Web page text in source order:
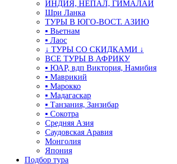
ИНДИЯ, НЕПАЛ, ГИМАЛАИ
Шри Ланка
ТУРЫ В ЮГО-ВОСТ. АЗИЮ
▪ Вьетнам
▪ Лаос
↓ ТУРЫ СО СКИДКАМИ ↓
ВСЕ ТУРЫ В АФРИКУ
▪ ЮАР, вдп Виктория, Намибия
▪ Маврикий
▪ Марокко
▪ Мадагаскар
▪ Танзания, Занзибар
▪ Сокотра
Средняя Азия
Саудовская Аравия
Монголия
Япония
Подбор тура